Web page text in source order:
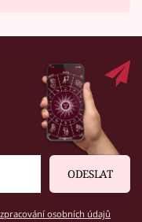
ODESLAT
osobních údajů